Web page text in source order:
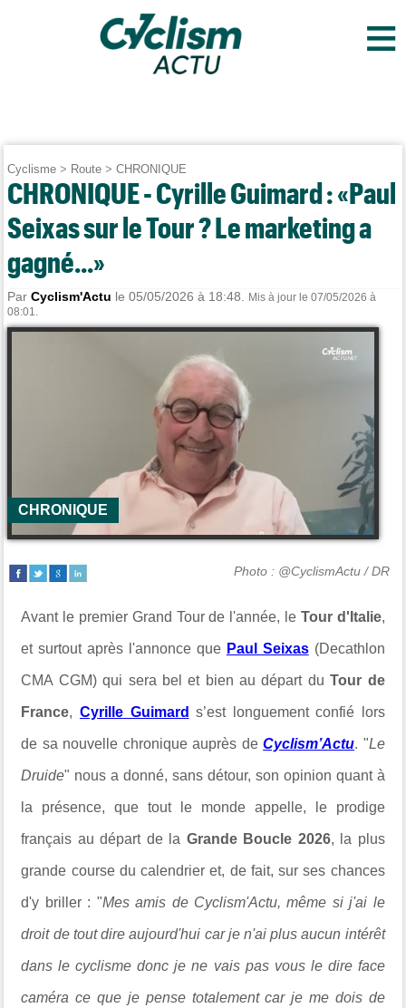
≡
Cyclisme > Route >CHRONIQUE
CHRONIQUE - Cyrille Guimard : «Paul
Seixas sur le Tour ? Le marketing a
gagné...»
ParCyclism'Actu le 05/05/2026 à 18:48.
Mis à jour le 07/05/2026 à
08:01.
CHRONIQUE
Photo : @CyclismActu / DR
Avant le premier Grand Tour de l'année, le Tour d'Italie,
et surtout après l'annonce que Paul Seixas (Decathlon
CMA CGM) qui sera bel et bien au départ duTour de
France, Cyrille Guimard s’est longuement confié lors
de sa nouvelle chronique auprès deCyclism’Actu. "Le
Druide" nous a donné, sans détour, son opinion quant à
la présence, que tout le monde appelle, le prodige
français au départ de la Grande Boucle 2026, la plus
grande course du calendrier et, de fait, sur ses chances
d'y briller : "Mes amis de Cyclism'Actu, même si j'ai le
droit de tout dire aujourd'hui car je n'ai plus aucun intérêt
dans le cyclisme donc je ne vais pas vous le dire face
caméra ce que je pense totalement car je me dois de